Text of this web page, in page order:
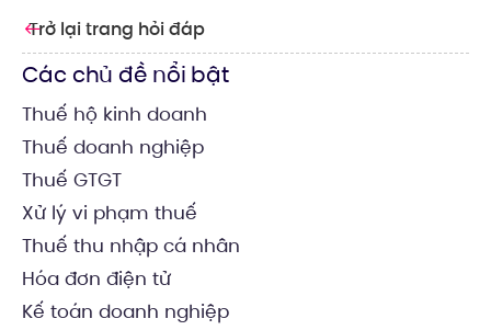
Trở lại trang hỏi đáp
Các chủ đề nổi bật
Thuế hộ kinh doanh
Thuế doanh nghiệp
Thuế GTGT
Xử lý vi phạm thuế
Thuế thu nhập cá nhân
Hóa đơn điện tử
Kế toán doanh nghiệp